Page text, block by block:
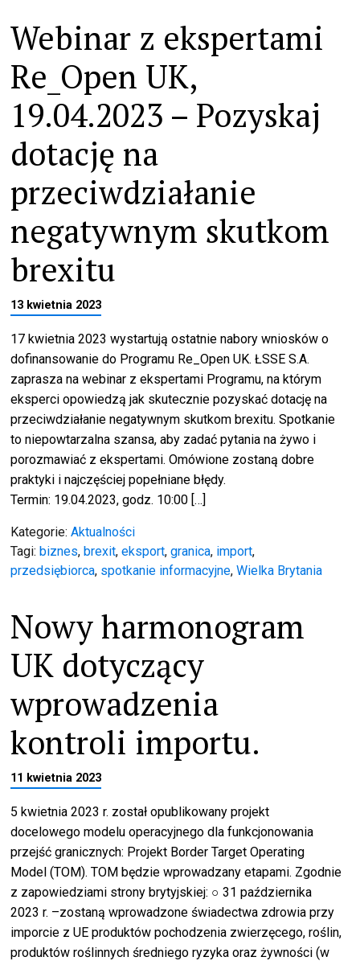
Webinar z ekspertami
Re_Open UK,
19.04.2023 – Pozyskaj
dotację na
przeciwdziałanie
negatywnym skutkom
brexitu
13 kwietnia 2023
17 kwietnia 2023 wystartują ostatnie nabory wniosków o
dofinansowanie do Programu Re_Open UK. ŁSSE S.A.
zaprasza na webinar z ekspertami Programu, na którym
eksperci opowiedzą jak skutecznie pozyskać dotację na
przeciwdziałanie negatywnym skutkom brexitu. Spotkanie
to niepowtarzalna szansa, aby zadać pytania na żywo i
porozmawiać z ekspertami. Omówione zostaną dobre
praktyki i najczęściej popełniane błędy.
Termin: 19.04.2023, godz. 10:00 […]
Kategorie:Aktualności
Tagi:biznes,brexit,eksport,granica, import,
przedsiębiorca, spotkanie informacyjne,Wielka Brytania
Nowy harmonogram
UK dotyczący
wprowadzenia
kontroli importu.
11 kwietnia 2023
5 kwietnia 2023 r. został opublikowany projekt
docelowego modelu operacyjnego dla funkcjonowania
przejść granicznych: Projekt Border Target Operating
Model (TOM). TOM będzie wprowadzany etapami. Zgodnie
z zapowiedziami strony brytyjskiej: ○ 31 października
2023 r. –zostaną wprowadzone świadectwa zdrowia przy
imporcie z UE produktów pochodzenia zwierzęcego, roślin,
produktów roślinnych średniego ryzyka oraz żywności (w